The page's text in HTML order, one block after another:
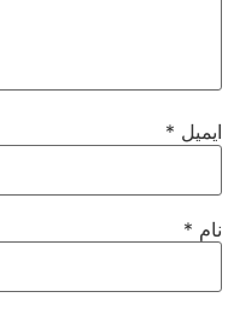
ایمیل *
نام *